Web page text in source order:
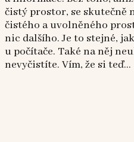
čistý prostor, se skutečně
čistého a uvolněného
nic dalšího. Je to stejné,
u počítače. Také na něj
nevyčistíte. Vím, že si teď...